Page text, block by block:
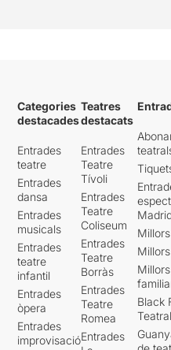
Categories
destacades
Entrades
teatre
Entrades
dansa
Entrades
musicals
Entrades
teatre
infantil
Entrades
òpera
Entrades
improvisació
Teatres
destacats
Entrades
Teatre
Tívoli
Entrades
Teatre
Coliseum
Entrades
Teatre
Borràs
Entrades
Teatre
Romea
Entrades
Black
Teatral